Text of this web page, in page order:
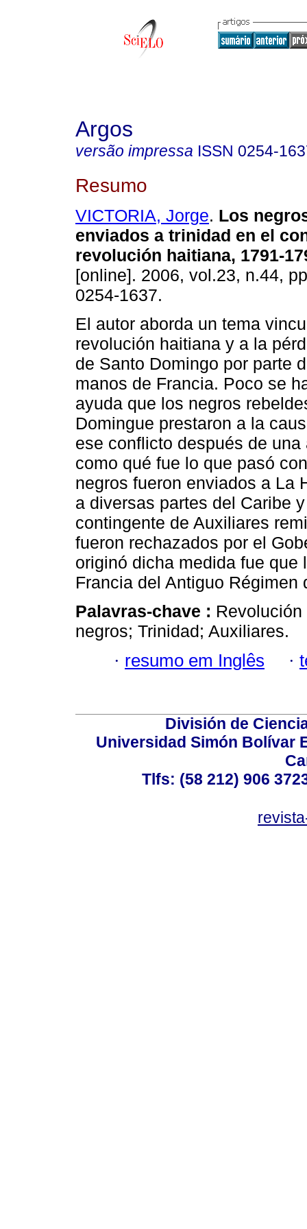
Argos
versão impressa ISSN 0254-
Resumo
VICTORIA, Jorge. Los
enviados a trinidad en el
revolución haitiana, 1791-
[online]. 2006, vol.23, n.44,
0254-1637.
El autor aborda un tema
revolución haitiana y a la
de Santo Domingo por parte
manos de Francia. Poco se
ayuda que los negros
Domingue prestaron a la
ese conflicto después de
como qué fue lo que pasó
negros fueron enviados a La
a diversas partes del Caribe
contingente de Auxiliares
fueron rechazados por el
originó dicha medida fue
Francia del Antiguo Régimen
Palavras-chave :
negros; Trinidad; Auxiliares.
· resumo em Inglês ·
División de
Universidad Simón Bolívar
Tlfs: (58 212) 906